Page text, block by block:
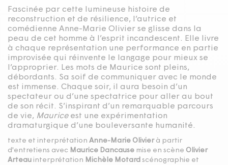
Fascinée par cette lumineuse histoire de
reconstruction et de résilience, l’autrice et
comédienne Anne-Marie Olivier se glisse dans la
peau de cet homme à l’esprit incandescent. Elle livre
à chaque représentation une performance en partie
improvisée qui réinvente le langage pour mieux se
l’approprier. Les mots de Maurice sont pleins,
débordants. Sa soif de communiquer avec le monde
est immense. Chaque soir, il aura besoin d’un
spectateur ou d’une spectatrice pour aller au bout
de son récit. S’inspirant d’un remarquable parcours
de vie, Mauriceest une expérimentation
dramaturgique d’une bouleversante humanité.
texte et interprétation Anne-Marie Olivier à partir
d'entretiens avec Maurice Dancause mise en scène Olivier
Arteau interprétation Michèle Motard scénographie et